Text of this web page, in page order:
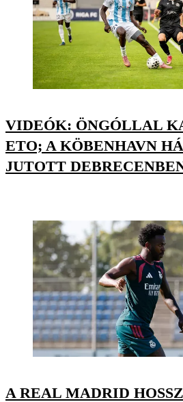
VIDEÓK: ÖNGÓLLAL
ETO; A KÖBENHAVN
JUTOTT
A REAL MADRID